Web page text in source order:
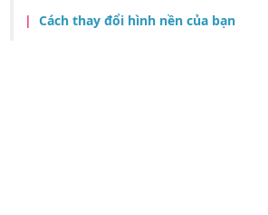
Cách thay đổi hình nền của bạn